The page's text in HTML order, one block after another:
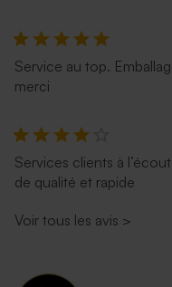
Service au top.
merci
Services clients à
de qualité et rapide
Voir tous les avis >